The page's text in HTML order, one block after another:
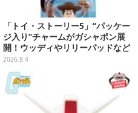
「トイ・ストーリー5」“パッケー
ジ入り”チャームがガシャポン展
開！ウッディやリリーパッドなど
全5種、裏面はキャラクターごと
に異なるデザイン
2026.8.4